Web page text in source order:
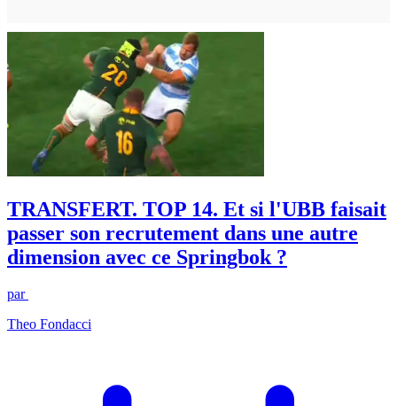
TRANSFERT. TOP 14. Et si l'UBB faisait
passer son recrutement dans une autre
dimension avec ce Springbok ?
par
Theo Fondacci